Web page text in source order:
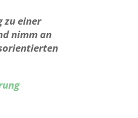
zu einer
nimm an